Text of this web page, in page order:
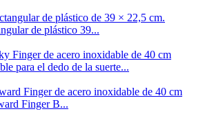
de plástico 39...
para el dedo de la suerte...
Finger B...